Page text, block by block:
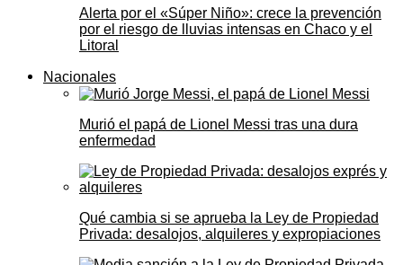
Alerta por el «Súper Niño»: crece la prevención
por el riesgo de lluvias intensas en Chaco y el
Litoral
Nacionales
Murió el papá de Lionel Messi tras una dura
enfermedad
Qué cambia si se aprueba la Ley de Propiedad
Privada: desalojos, alquileres y expropiaciones